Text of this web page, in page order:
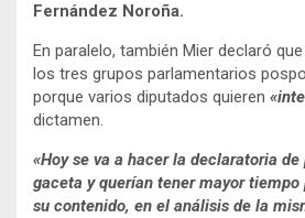
Fernández Noroña.
En paralelo, también Mier declaró
los tres grupos parlamentarios
porque varios diputados quieren
dictamen.
«Hoy se va a hacer la declaratoria
gaceta y querían tener mayor
su contenido, en el análisis de la